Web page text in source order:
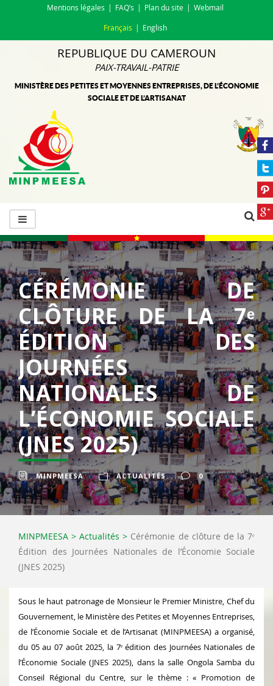
Mentions légales FAQ’s Plan du site Webmail
Français English
REPUBLIQUE DU CAMEROUN
PAIX-TRAVAIL-PATRIE
MINISTÈRE DES PETITES ET MOYENNES ENTREPRISES, DE L’ÉCONOMIE
SOCIALE ET DE L’ARTISANAT
CÉRÉMONIE DE
CLÔTURE DE LA 7ᵉ
ÉDITION DES
JOURNÉES
NATIONALES DE
L’ÉCONOMIE SOCIALE
(JNES 2025)
MINPMEESA ACTUALITÉS 0
MINPMEESA >Actualités > Cérémonie de clôture de la 7ᵉ
Édition des Journées Nationales de l’Économie Sociale
(JNES 2025)
Sous le haut patronage de Monsieur le Premier Ministre, Chef du
Gouvernement, le Ministère des Petites et Moyennes Entreprises,
de l’Économie Sociale et de l’Artisanat (MINPMEESA) a organisé,
du 05 au 07 août 2025, la 7ᵉ édition des Journées Nationales de
l’Économie Sociale (JNES 2025), dans la salle Ongola Samba du
Conseil Régional du Centre, sur le thème : « Promotion de